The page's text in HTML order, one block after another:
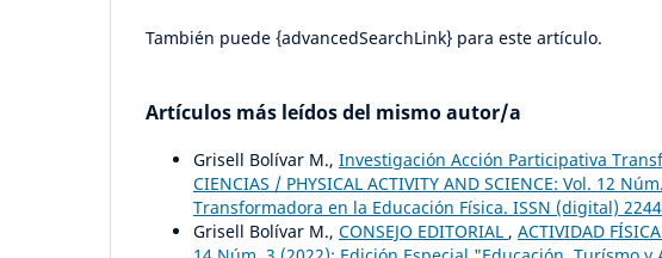
También puede {advancedSearchLink} para este artículo.
Artículos más leídos del mismo autor/a
Grisell Bolívar M., Investigación Acción Participativa
CIENCIAS / PHYSICAL ACTIVITY AND SCIENCE: Vol. 12
Transformadora en la Educación Física. ISSN (digital)
Grisell Bolívar M., CONSEJO EDITORIAL , ACTIVIDAD